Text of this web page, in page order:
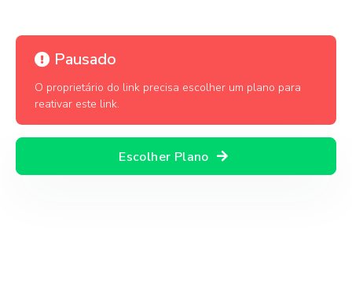
Pausado
O proprietário do link precisa escolher um plano para
reativar este link.
Escolher Plano